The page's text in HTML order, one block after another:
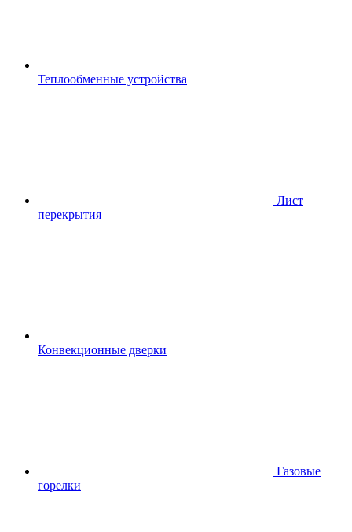
Теплообменные устройства
Лист
перекрытия
Конвекционные дверки
Газовые
горелки